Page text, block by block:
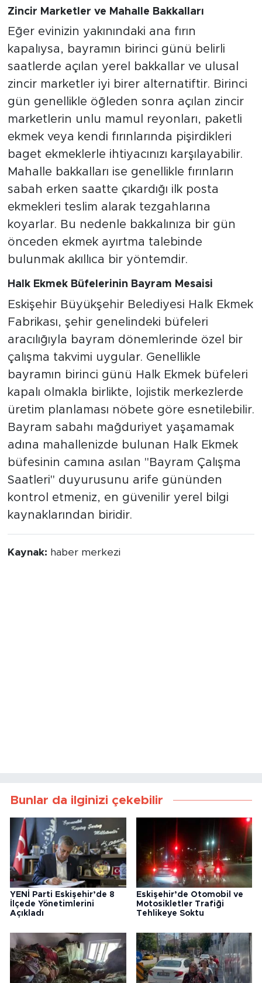
Zincir Marketler ve Mahalle Bakkalları
Eğer evinizin yakınındaki ana fırın
kapalıysa, bayramın birinci günü belirli
saatlerde açılan yerel bakkallar ve ulusal
zincir marketler iyi birer alternatiftir. Birinci
gün genellikle öğleden sonra açılan zincir
marketlerin unlu mamul reyonları, paketli
ekmek veya kendi fırınlarında pişirdikleri
baget ekmeklerle ihtiyacınızı karşılayabilir.
Mahalle bakkalları ise genellikle fırınların
sabah erken saatte çıkardığı ilk posta
ekmekleri teslim alarak tezgahlarına
koyarlar. Bu nedenle bakkalınıza bir gün
önceden ekmek ayırtma talebinde
bulunmak akıllıca bir yöntemdir.
Halk Ekmek Büfelerinin Bayram Mesaisi
Eskişehir Büyükşehir Belediyesi Halk Ekmek
Fabrikası, şehir genelindeki büfeleri
aracılığıyla bayram dönemlerinde özel bir
çalışma takvimi uygular. Genellikle
bayramın birinci günü Halk Ekmek büfeleri
kapalı olmakla birlikte, lojistik merkezlerde
üretim planlaması nöbete göre esnetilebilir.
Bayram sabahı mağduriyet yaşamamak
adına mahallenizde bulunan Halk Ekmek
büfesinin camına asılan "Bayram Çalışma
Saatleri" duyurusunu arife gününden
kontrol etmeniz, en güvenilir yerel bilgi
kaynaklarından biridir.
Kaynak: haber merkezi
Bunlar da ilginizi çekebilir
YENİ Parti Eskişehir’de 8
İlçede Yönetimlerini
Açıkladı
Eskişehir’de Otomobil ve
Motosikletler Trafiği
Tehlikeye Soktu